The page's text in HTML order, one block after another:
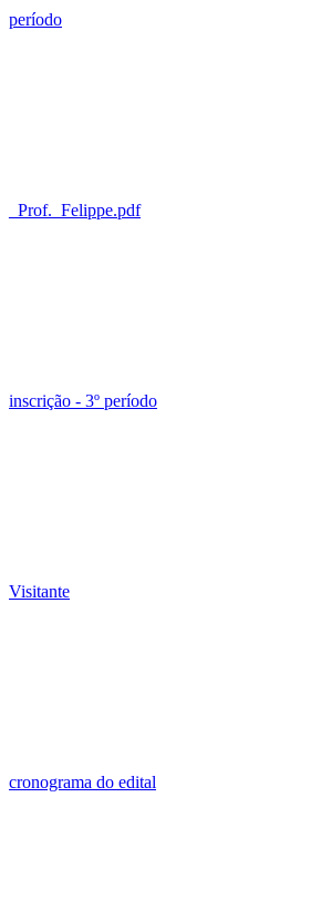
período
_Prof._Felippe.pdf
inscrição - 3º período
Visitante
cronograma do edital